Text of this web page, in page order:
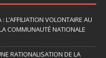
L’AFFILIATION VOLONTAIRE AU
COMMUNAUTÉ NATIONALE
RATIONALISATION DE LA